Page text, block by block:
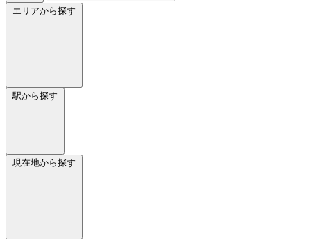
エリアから探す
駅から探す
現在地から探す